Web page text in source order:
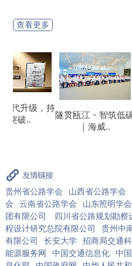
持
隧贯瓯江・智筑低碳
｜海威..
海威科
明
会
云南省公路学会
团有限公司
四川省公路规划勘
程设计研究总院有限公司
贵州中
有限公司
长安大学 招商局交通
能源服务网
中国交通信息化 中
息化部
中国政府网 中华人民共
国交通运输部
中国照明网 中车
广西交科院
广西交通设计集团